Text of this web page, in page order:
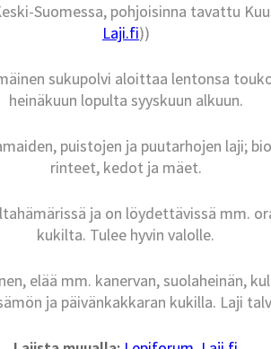
Suomessa, pohjoisinna tavattu
Laji.fi))
sukupolvi aloittaa lentonsa
heinäkuun lopulta syyskuun alkuun.
puistojen ja puutarhojen laji;
rinteet, kedot ja mäet.
ja on löydettävissä mm.
kukilta. Tulee hyvin valolle.
elää mm. kanervan, suolaheinän,
ja päivänkakkaran kukilla. Laji